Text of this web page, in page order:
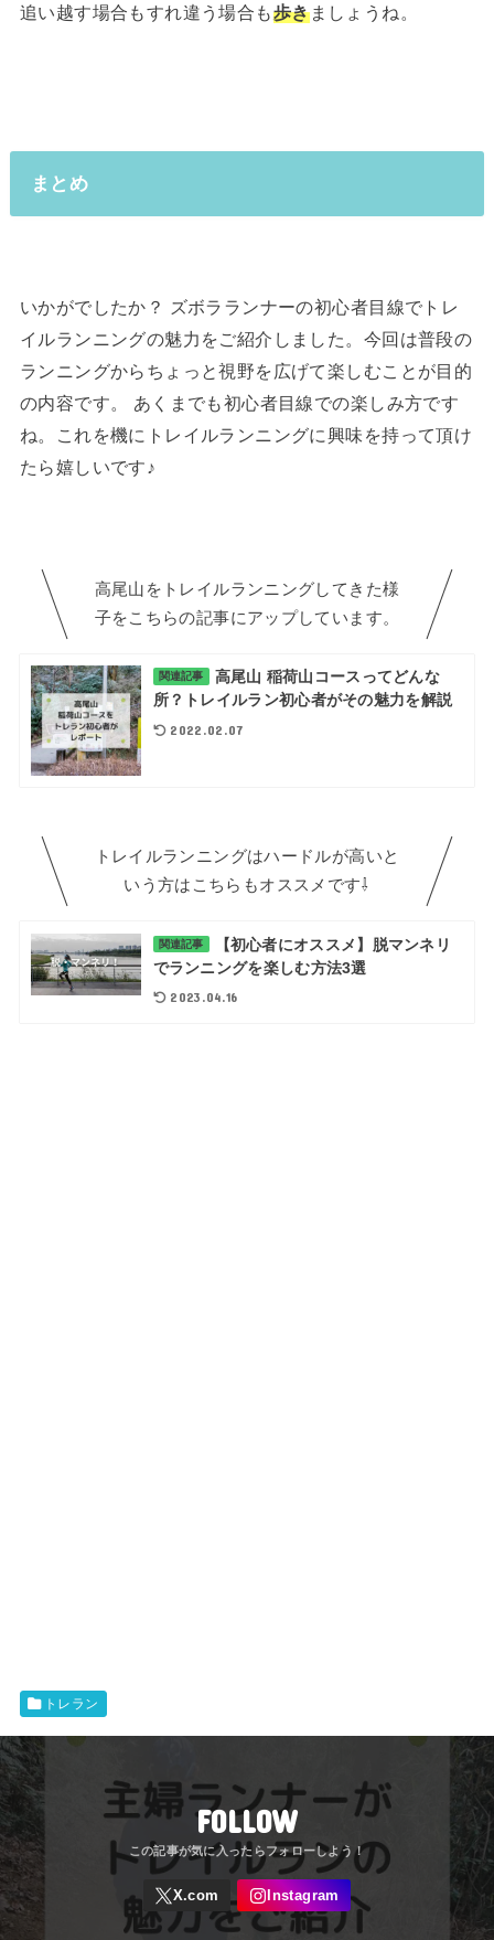
追い越す場合もすれ違う場合も歩きましょうね。
まとめ
いかがでしたか？ ズボラランナーの初心者目線でトレ
イルランニングの魅力をご紹介しました。今回は普段の
ランニングからちょっと視野を広げて楽しむことが目的
の内容です。 あくまでも初心者目線での楽しみ方です
ね。これを機にトレイルランニングに興味を持って頂け
たら嬉しいです♪
高尾山をトレイルランニングしてきた様
子をこちらの記事にアップしています。
関連記事
高尾山 稲荷山コースってどんな
所？トレイルラン初心者がその魅力を解説
2022.02.07
トレイルランニングはハードルが高いと
いう方はこちらもオススメです⇩
関連記事
【初心者にオススメ】脱マンネリ
でランニングを楽しむ方法3選
2023.04.16
トレラン
FOLLOW